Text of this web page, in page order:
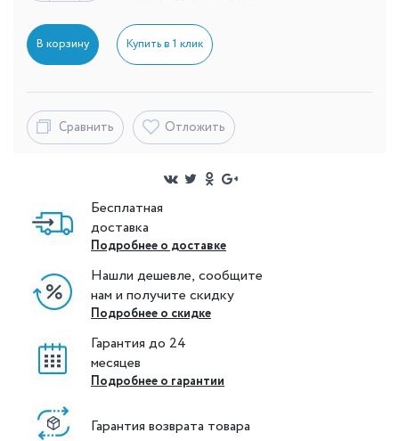
В корзину Купить в 1 клик
Сравнить Отложить
Бесплатная
доставка
Подробнее о доставке
Нашли дешевле, сообщите
нам и получите скидку
Подробнее о скидке
Гарантия до 24
месяцев
Подробнее о гарантии
Гарантия возврата товара